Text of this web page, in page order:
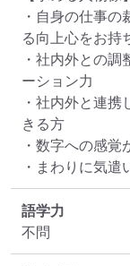
・自身の仕事
る向上心をお持
・社内外との
ーション力
・社内外と連
きる方
・数字への感覚
・まわりに気
語学力
不問